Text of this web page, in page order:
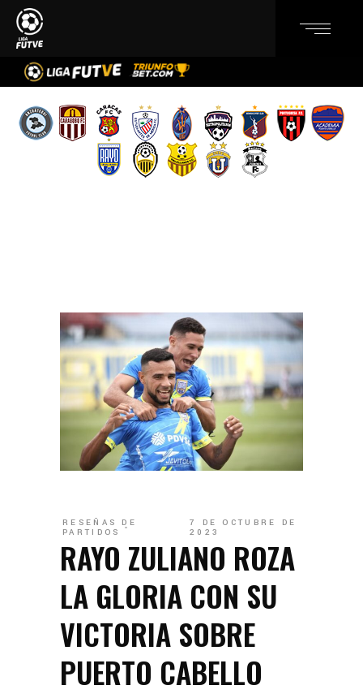
RESEÑAS DE
PARTIDOS
7 DE OCTUBRE DE
2023
RAYO ZULIANO ROZA
LA GLORIA CON SU
VICTORIA SOBRE
PUERTO CABELLO